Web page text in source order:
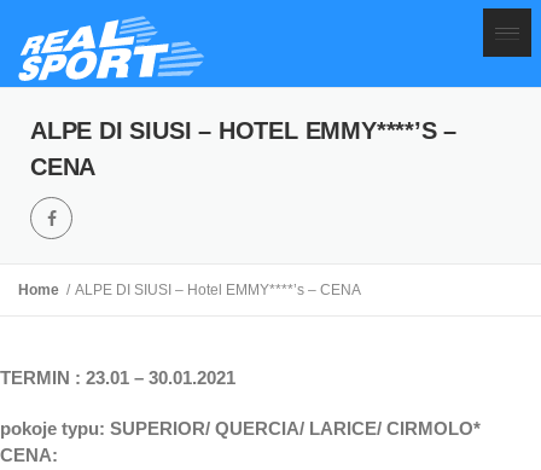
ALPE DI SIUSI – HOTEL EMMY****’S –
CENA
Home ALPE DI SIUSI – Hotel EMMY****’s – CENA
TERMIN : 23.01 – 30.01.2021
pokoje typu: SUPERIOR/ QUERCIA/ LARICE/ CIRMOLO*
CENA: